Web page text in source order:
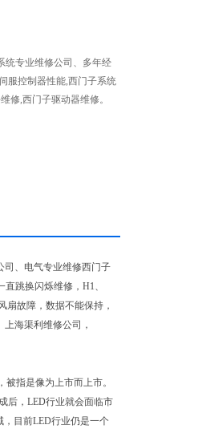
统专业维修公司、多年经
服控制器性能,西门子系统
修,西门子驱动器维修。
司、电气专业维修西门子
跳换闪烁维修，H1、
扇故障，数据不能保持，
海渠利维修公司，
指是像为上市而上市。
后，LED行业就会面临市
目前LED行业仍是一个